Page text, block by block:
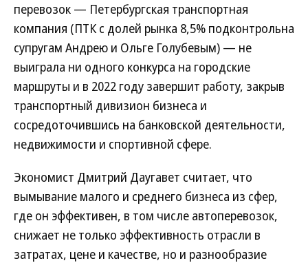
перевозок — Петербургская транспортная
компания (ПТК с долей рынка 8,5% подконтрольна
супругам Андрею и Ольге Голубевым) — не
выиграла ни одного конкурса на городские
маршруты и в 2022 году завершит работу, закрыв
транспортный дивизион бизнеса и
сосредоточившись на банковской деятельности,
недвижимости и спортивной сфере.
Экономист Дмитрий Даугавет считает, что
вымывание малого и среднего бизнеса из сфер,
где он эффективен, в том числе автоперевозок,
снижает не только эффективность отрасли в
затратах, цене и качестве, но и разнообразие